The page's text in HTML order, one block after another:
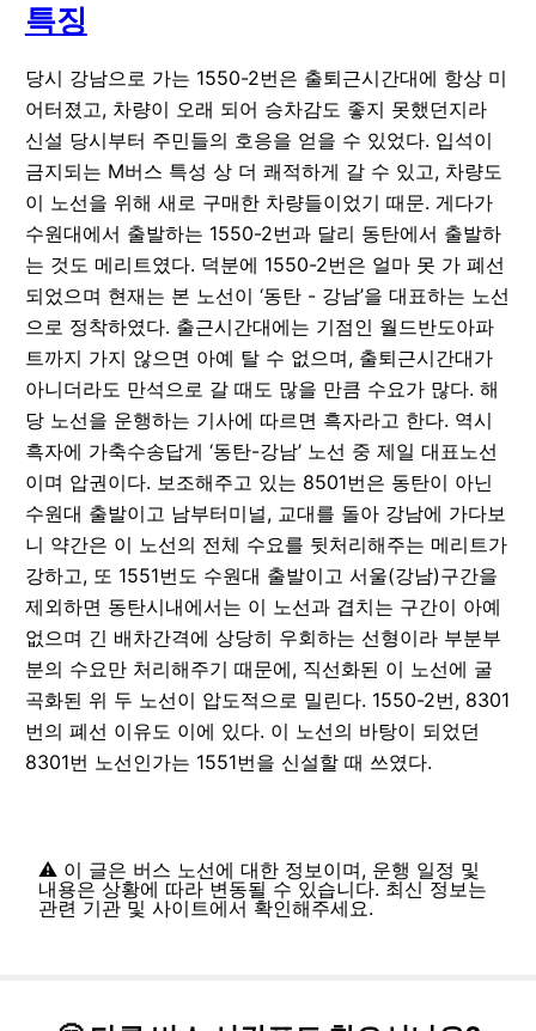
특징
당시 강남으로 가는 1550-2번은 출퇴근시간대에 항상 미
어터졌고, 차량이 오래 되어 승차감도 좋지 못했던지라
신설 당시부터 주민들의 호응을 얻을 수 있었다. 입석이
금지되는 M버스 특성 상 더 쾌적하게 갈 수 있고, 차량도
이 노선을 위해 새로 구매한 차량들이었기 때문. 게다가
수원대에서 출발하는 1550-2번과 달리 동탄에서 출발하
는 것도 메리트였다. 덕분에 1550-2번은 얼마 못 가 폐선
되었으며 현재는 본 노선이 ‘동탄 - 강남’을 대표하는 노선
으로 정착하였다. 출근시간대에는 기점인 월드반도아파
트까지 가지 않으면 아예 탈 수 없으며, 출퇴근시간대가
아니더라도 만석으로 갈 때도 많을 만큼 수요가 많다. 해
당 노선을 운행하는 기사에 따르면 흑자라고 한다. 역시
흑자에 가축수송답게 ‘동탄-강남’ 노선 중 제일 대표노선
이며 압권이다. 보조해주고 있는 8501번은 동탄이 아닌
수원대 출발이고 남부터미널, 교대를 돌아 강남에 가다보
니 약간은 이 노선의 전체 수요를 뒷처리해주는 메리트가
강하고, 또 1551번도 수원대 출발이고 서울(강남)구간을
제외하면 동탄시내에서는 이 노선과 겹치는 구간이 아예
없으며 긴 배차간격에 상당히 우회하는 선형이라 부분부
분의 수요만 처리해주기 때문에, 직선화된 이 노선에 굴
곡화된 위 두 노선이 압도적으로 밀린다. 1550-2번, 8301
번의 폐선 이유도 이에 있다. 이 노선의 바탕이 되었던
8301번 노선인가는 1551번을 신설할 때 쓰였다.
⚠️ 이 글은 버스 노선에 대한 정보이며, 운행 일정 및
내용은 상황에 따라 변동될 수 있습니다. 최신 정보는
관련 기관 및 사이트에서 확인해주세요.